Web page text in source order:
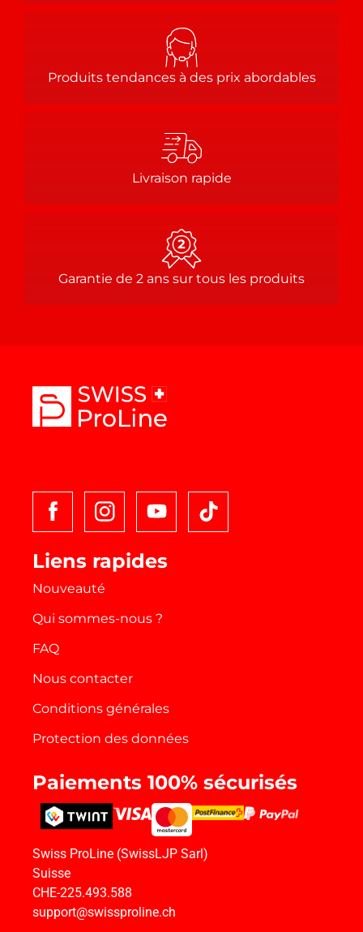
Produits tendances à des prix abordables
Livraison rapide
Garantie de 2 ans sur tous les produits
t
o
k
Liens rapides
Nouveauté
Qui sommes-nous ?
FAQ
Nous contacter
Conditions générales
Protection des données
Paiements 100% sécurisés
Swiss ProLine (SwissLJP Sarl)
Suisse
CHE-225.493.588
support@swissproline.ch